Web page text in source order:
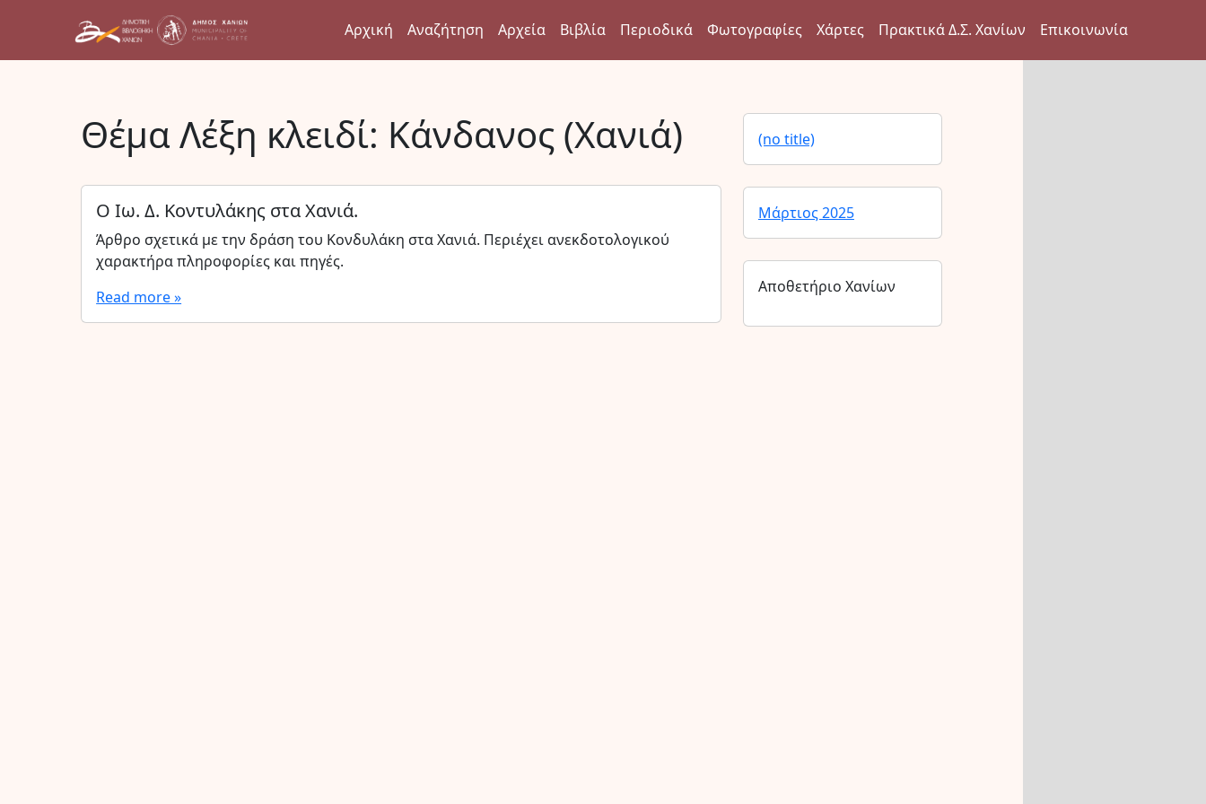
Αρχική Αναζήτηση Αρχεία Βιβλία Περιοδικά Φωτογραφίες Χάρτες Πρακτικά Δ.Σ. Χανίων Επικοινωνία
Θέμα Λέξη κλειδί: Κάνδανος (Χανιά)
Ο Ιω. Δ. Κοντυλάκης στα Χανιά.
Άρθρο σχετικά με την δράση του Κονδυλάκη στα Χανιά. Περιέχει ανεκδοτολογικού
χαρακτήρα πληροφορίες και πηγές.
Read more »
(no title)
Μάρτιος 2025
Αποθετήριο Χανίων